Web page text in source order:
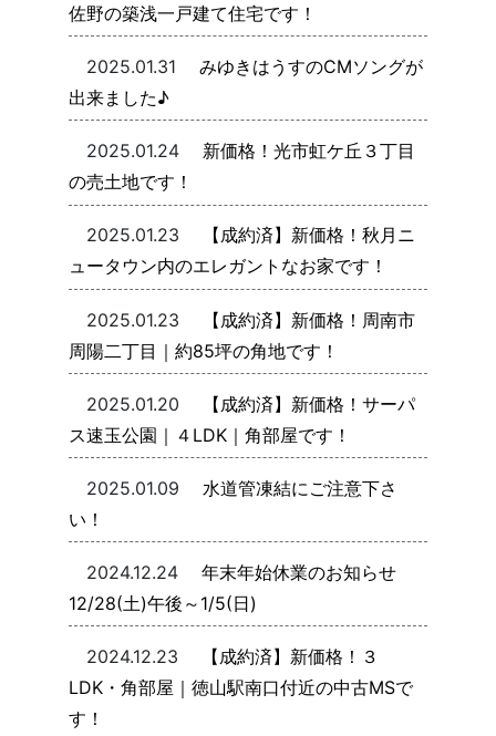
佐野の築浅一戸建て住宅です！
2025.01.31
みゆきはうすのCMソングが
出来ました♪
2025.01.24
新価格！光市虹ケ丘３丁目
の売土地です！
2025.01.23
【成約済】新価格！秋月ニ
ュータウン内のエレガントなお家です！
2025.01.23
【成約済】新価格！周南市
周陽二丁目｜約85坪の角地です！
2025.01.20
【成約済】新価格！サーパ
ス速玉公園｜４LDK｜角部屋です！
2025.01.09
水道管凍結にご注意下さ
い！
2024.12.24
年末年始休業のお知らせ
12/28(土)午後～1/5(日)
2024.12.23
【成約済】新価格！３
LDK・角部屋｜徳山駅南口付近の中古MSで
す！